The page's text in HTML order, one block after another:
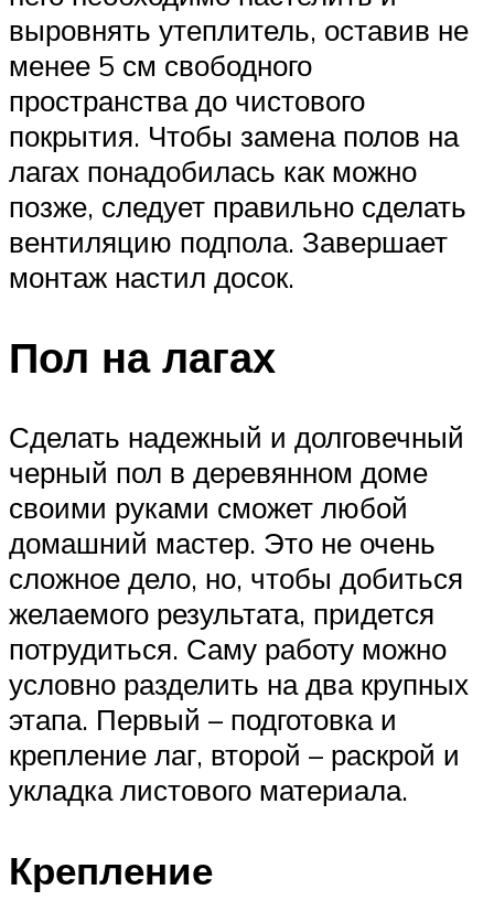
выровнять утеплитель, оставив не
менее 5 см свободного
пространства до чистового
покрытия. Чтобы замена полов на
лагах понадобилась как можно
позже, следует правильно сделать
вентиляцию подпола. Завершает
монтаж настил досок.
Пол на лагах
Сделать надежный и долговечный
черный пол в деревянном доме
своими руками сможет любой
домашний мастер. Это не очень
сложное дело, но, чтобы добиться
желаемого результата, придется
потрудиться. Саму работу можно
условно разделить на два крупных
этапа. Первый – подготовка и
крепление лаг, второй – раскрой и
укладка листового материала.
Крепление